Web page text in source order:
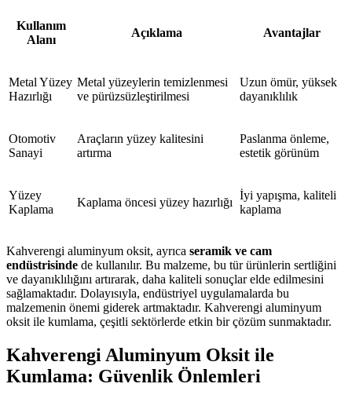
Kullanım
Alanı
Açıklama Avantajlar
Metal Yüzey
Hazırlığı
Metal yüzeylerin temizlenmesi
ve pürüzsüzleştirilmesi
Uzun ömür, yüksek
dayanıklılık
Otomotiv
Sanayi
Araçların yüzey kalitesini
artırma
Paslanma önleme,
estetik görünüm
Yüzey
Kaplama
Kaplama öncesi yüzey hazırlığı
İyi yapışma, kaliteli
kaplama
Kahverengi aluminyum oksit, ayrıca seramik ve cam
endüstrisinde de kullanılır. Bu malzeme, bu tür ürünlerin sertliğini
ve dayanıklılığını artırarak, daha kaliteli sonuçlar elde edilmesini
sağlamaktadır. Dolayısıyla, endüstriyel uygulamalarda bu
malzemenin önemi giderek artmaktadır. Kahverengi aluminyum
oksit ile kumlama, çeşitli sektörlerde etkin bir çözüm sunmaktadır.
Kahverengi Aluminyum Oksit ile
Kumlama: Güvenlik Önlemleri